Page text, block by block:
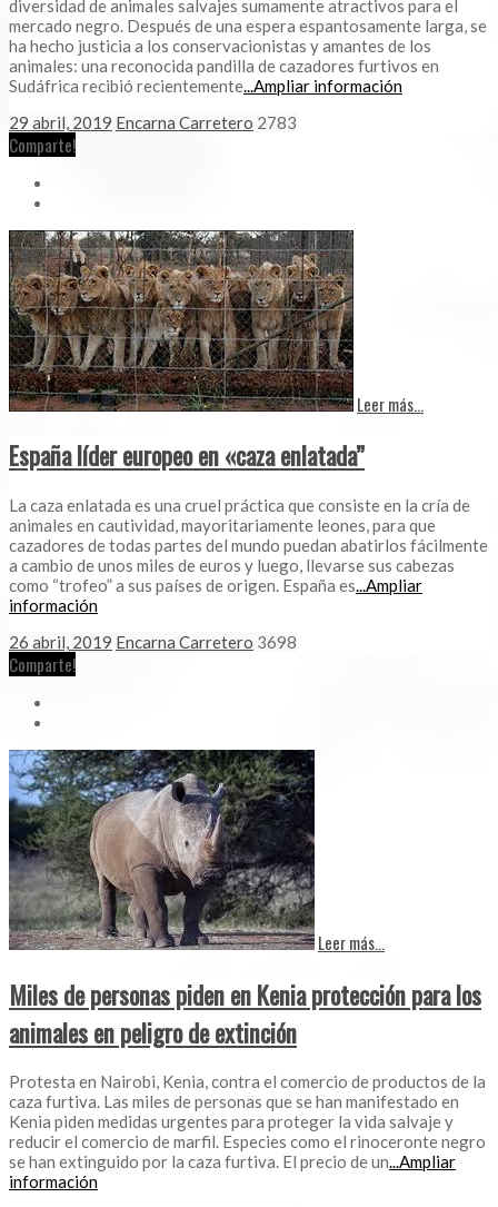
diversidad de animales salvajes sumamente atractivos para el
mercado negro. Después de una espera espantosamente larga, se
ha hecho justicia a los conservacionistas y amantes de los
animales: una reconocida pandilla de cazadores furtivos en
Sudáfrica recibió recientemente ...Ampliar información
29 abril, 2019 Encarna Carretero 2783
Comparte!
Leer más...
España líder europeo en «caza enlatada”
La caza enlatada es una cruel práctica que consiste en la cría de
animales en cautividad, mayoritariamente leones, para que
cazadores de todas partes del mundo puedan abatirlos fácilmente
a cambio de unos miles de euros y luego, llevarse sus cabezas
como “trofeo” a sus países de origen. España es...Ampliar
información
26 abril, 2019 Encarna Carretero 3698
Comparte!
Leer más...
Miles de personas piden en Kenia protección para los
animales en peligro de extinción
Protesta en Nairobi, Kenia, contra el comercio de productos de la
caza furtiva. Las miles de personas que se han manifestado en
Kenia piden medidas urgentes para proteger la vida salvaje y
reducir el comercio de marfil. Especies como el rinoceronte negro
se han extinguido por la caza furtiva. El precio de un...Ampliar
información